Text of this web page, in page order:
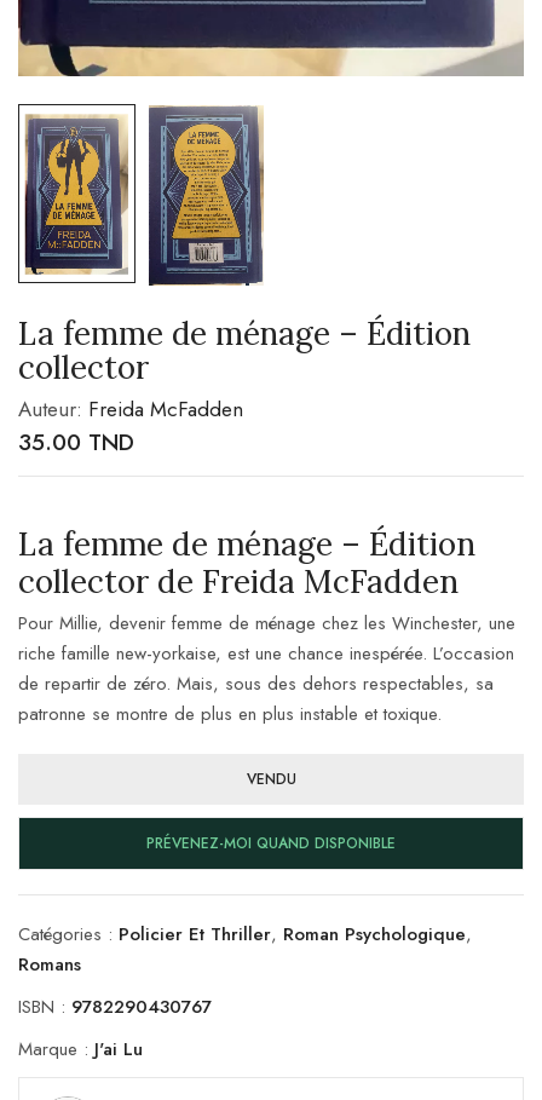
La femme de ménage – Édition
collector
Auteur: Freida McFadden
35.00 TND
La femme de ménage – Édition
collector de Freida McFadden
Pour Millie, devenir femme de ménage chez les Winchester, une
riche famille new-yorkaise, est une chance inespérée. L’occasion
de repartir de zéro. Mais, sous des dehors respectables, sa
patronne se montre de plus en plus instable et toxique.
VENDU
PRÉVENEZ-MOI QUAND DISPONIBLE
Catégories : Policier Et Thriller, Roman Psychologique,
Romans
ISBN : 9782290430767
Marque : J'ai Lu